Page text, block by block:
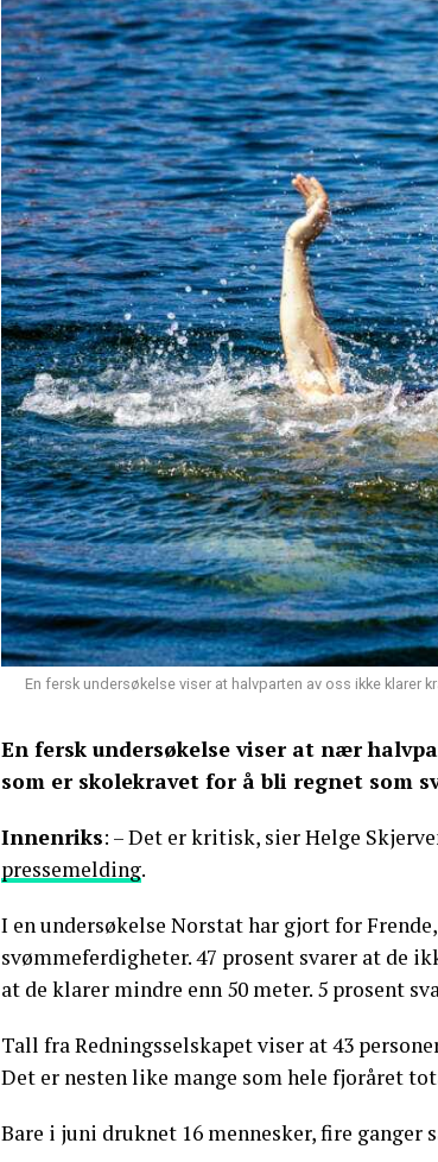
En fersk undersøkelse viser at halvparten av oss ikke klarer
En fersk undersøkelse viser at nær
som er skolekravet for å bli regnet som
Innenriks: – Det er kritisk, sier Helge
pressemelding.
I en undersøkelse Norstat har gjort for
svømmeferdigheter. 47 prosent svarer at de
at de klarer mindre enn 50 meter. 5 prosent
Tall fra Redningsselskapet viser at 43
Det er nesten like mange som hele fjoråret
Bare i juni druknet 16 mennesker, fire ganger